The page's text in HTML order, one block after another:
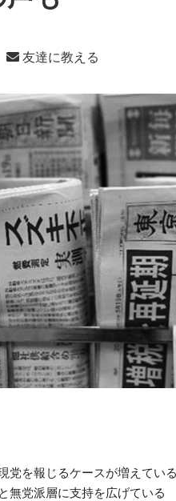
友達に教える
党を報じるケースが増えている
無党派層に支持を広げている